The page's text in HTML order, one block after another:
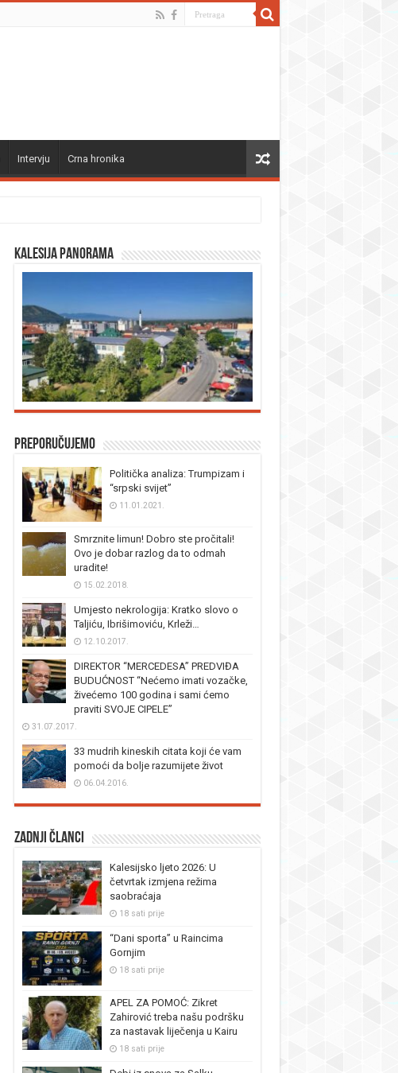
Intervju Crna hronika
Kalesija panorama
Preporučujemo
Politička analiza: Trumpizam i
“srpski svijet”
11.01.2021.
Smrznite limun! Dobro ste pročitali!
Ovo je dobar razlog da to odmah
uradite!
15.02.2018.
Umjesto nekrologija: Kratko slovo o
Taljiću, Ibrišimoviću, Krleži…
12.10.2017.
DIREKTOR “MERCEDESA” PREDVIĐA
BUDUĆNOST “Nećemo imati vozačke,
živećemo 100 godina i sami ćemo
praviti SVOJE CIPELE”
31.07.2017.
33 mudrih kineskih citata koji će vam
pomoći da bolje razumijete život
06.04.2016.
Zadnji članci
Kalesijsko ljeto 2026: U
četvrtak izmjena režima
saobraćaja
18 sati prije
“Dani sporta” u Raincima
Gornjim
18 sati prije
APEL ZA POMOĆ: Zikret
Zahirović treba našu podršku
za nastavak liječenja u Kairu
18 sati prije